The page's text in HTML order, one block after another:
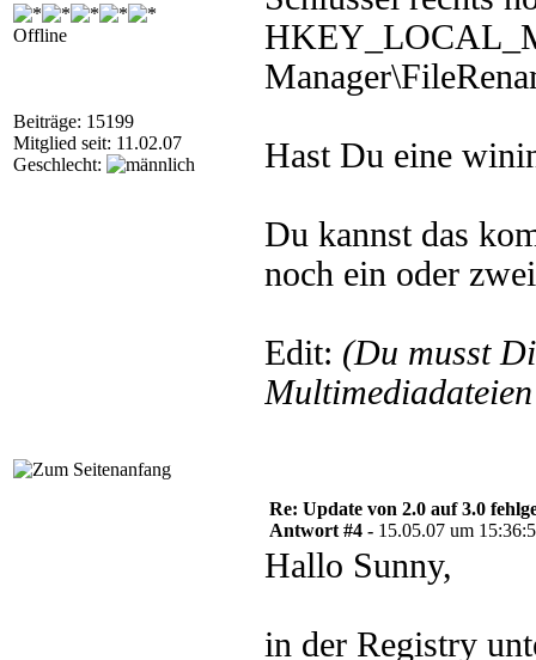
Offline
Beiträge: 15199
Mitglied seit: 11.02.07
Geschlecht:
Hast Du eine
Du kannst das
noch ein oder
Edit: (Du musst
Re: Update von 2.0 auf 3.0
Antwort #4 - 15.05.07 um
Hallo Sunny,
in der Registry